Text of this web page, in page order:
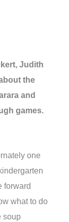
Judith
the
and
games.
one
forward
what to do
soup